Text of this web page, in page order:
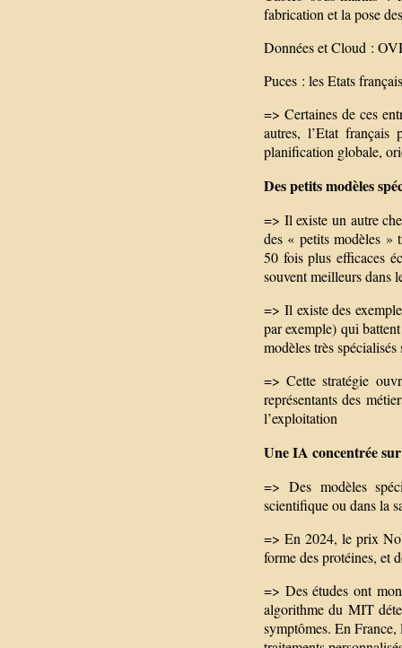
fabrication et la pose
Données et Cloud :
Puces : les Etats
=> Certaines de ces
autres, l’Etat français
planification globale,
Des petits modèles
=> Il existe un autre
des « petits modèles »
50 fois plus efficaces
souvent meilleurs dans
=> Il existe des
par exemple) qui
modèles très
=> Cette stratégie
représentants des
l’exploitation
Une IA concentrée
=> Des modèles
scientifique ou dans la
=> En 2024, le prix
forme des protéines, et
=> Des études ont
algorithme du MIT
symptômes. En